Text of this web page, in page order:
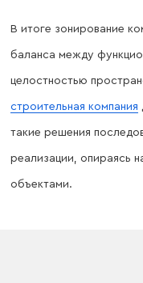
В итоге зонирование
баланса между
целостностью
строительная компания
такие решения
реализации, опираясь
объектами.